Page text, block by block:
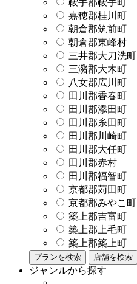
嘉穂郡桂川町
朝倉郡筑前町
朝倉郡東峰村
三井郡大刀洗町
三潴郡大木町
八女郡広川町
田川郡香春町
田川郡添田町
田川郡糸田町
田川郡川崎町
田川郡大任町
田川郡赤村
田川郡福智町
京都郡苅田町
京都郡みやこ町
築上郡吉富町
築上郡上毛町
築上郡築上町
プランを検索 店舗を検索
ジャンルから探す